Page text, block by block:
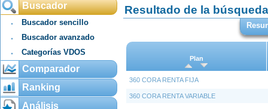
Buscador
Buscador sencillo
Buscador avanzado
Categorías VDOS
Comparador
Ranking
Análisis
Resultado de la búsqueda
Plan
360 CORA RENTA FIJA
360 CORA RENTA VARIABLE